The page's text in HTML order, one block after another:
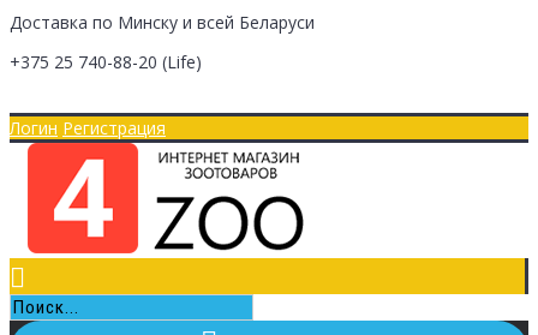
Доставка по Минску и всей Беларуси
+375 25 740-88-20 (Life)
Логин Регистрация